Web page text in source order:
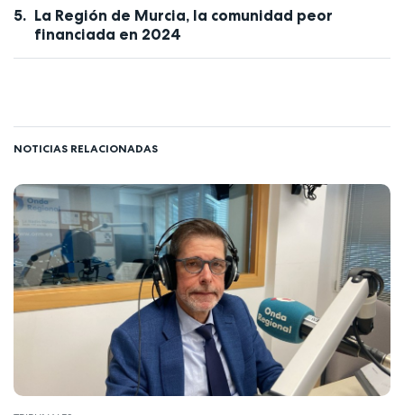
La Región de Murcia, la comunidad peor
financiada en 2024
NOTICIAS RELACIONADAS